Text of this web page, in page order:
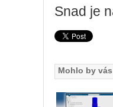
Snad je
Mohlo by